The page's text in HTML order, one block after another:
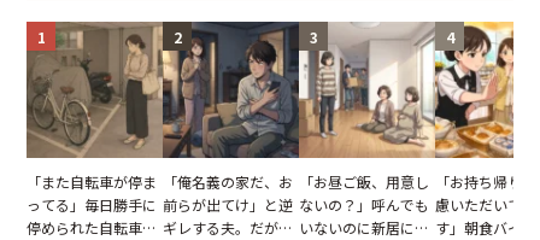
1
「また自転車が停ま
ってる」毎日勝手に
停められた自転車。
2
「俺名義の家だ、お
前らが出てけ」と逆
ギレする夫。だが、
3
「お昼ご飯、用意し
ないの？」呼んでも
いないのに新居にあ
4
「お持ち帰り
慮いただいて
す」朝食バイ